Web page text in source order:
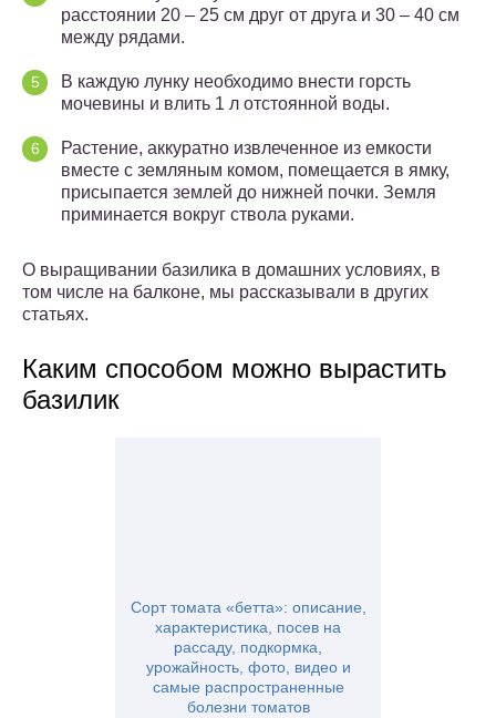
расстоянии 20 – 25 см друг от друга и 30 – 40 см
между рядами.
В каждую лунку необходимо внести горсть
мочевины и влить 1 л отстоянной воды.
Растение, аккуратно извлеченное из емкости
вместе с земляным комом, помещается в ямку,
присыпается землей до нижней почки. Земля
приминается вокруг ствола руками.
О выращивании базилика в домашних условиях, в
том числе на балконе, мы рассказывали в других
статьях.
Каким способом можно вырастить
базилик
Сорт томата «бетта»: описание,
характеристика, посев на
рассаду, подкормка,
урожайность, фото, видео и
самые распространенные
болезни томатов